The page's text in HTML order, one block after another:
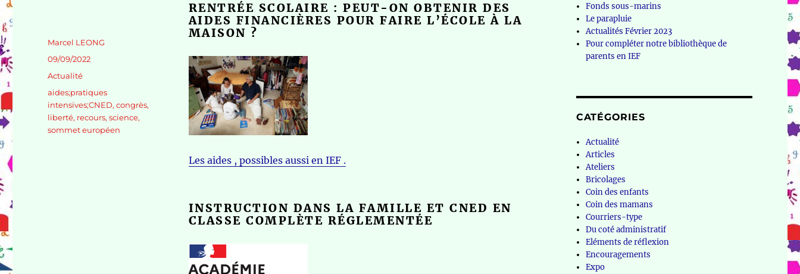
RENTRÉE SCOLAIRE : PEUT-ON OBTENIR DES
AIDES FINANCIÈRES POUR FAIRE L’ÉCOLE À LA
MAISON ?
Les aides , possibles aussi en IEF .
INSTRUCTION DANS LA FAMILLE ET CNED EN
CLASSE COMPLÈTE RÉGLEMENTÉE
Auteur
Marcel LEONG
Publié
09/09/2022
Catégories
Actualité
Étiquettes
aides;pratiques
intensives;CNED,congrès,
liberté, recours,science,
sommet européen
Fonds sous-marins
Le parapluie
Actualités Février 2023
Pour compléter notre bibliothèque de
parents en IEF
CATÉGORIES
Actualité
Articles
Ateliers
Bricolages
Coin des enfants
Coin des mamans
Courriers-type
Du coté administratif
Eléments de réflexion
Encouragements
Expo